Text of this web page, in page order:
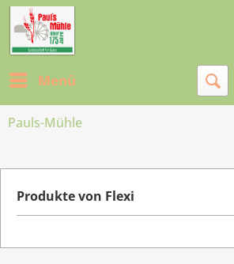
Menü
Pauls-Mühle
Produkte von Flexi